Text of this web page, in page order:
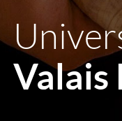
Valais